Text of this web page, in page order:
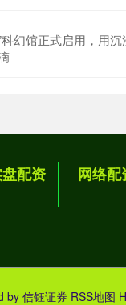
幻馆正式启用，用
配资 网络配
by 信钰证券 RSS地图